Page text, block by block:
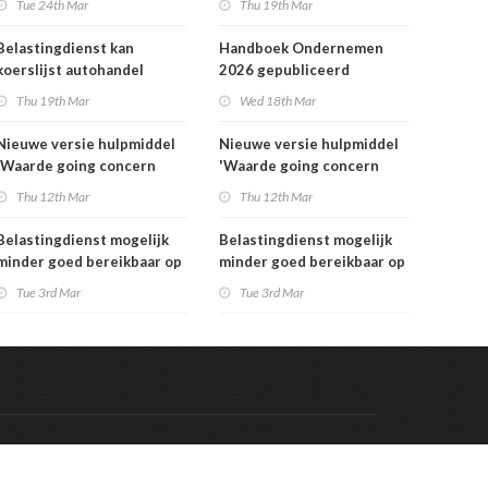
Tue 24th Mar
kan
autohandel
Thu 19th Mar
versie hulpmiddel
going concern
Thu 12th Mar
mogelijk
goed bereikbaar op
Tue 3rd Mar
Thu 19th Mar
Handboek Ondernemen
2026 gepubliceerd
Wed 18th Mar
Nieuwe versie hulpmiddel
'Waarde going concern
Thu 12th Mar
Belastingdienst mogelijk
minder goed bereikbaar op
Tue 3rd Mar